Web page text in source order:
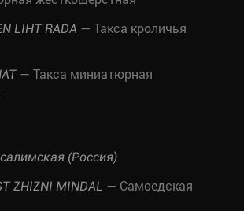
LIHT RADA — Такса кроличья
— Такса миниатюрная
(Россия)
ZHIZNI MINDAL — Самоедская